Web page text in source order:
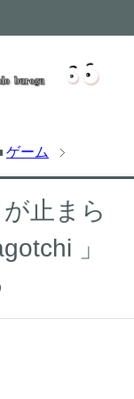
ゲーム
止まら
」